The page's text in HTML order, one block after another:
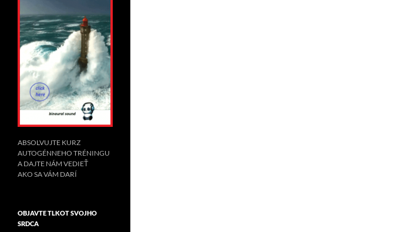
ABSOLVUJTE KURZ
AUTOGÉNNEHO TRÉNINGU
A DAJTE NÁM VEDIEŤ
AKO SA VÁM DARÍ
OBJAVTE TLKOT SVOJHO
SRDCA